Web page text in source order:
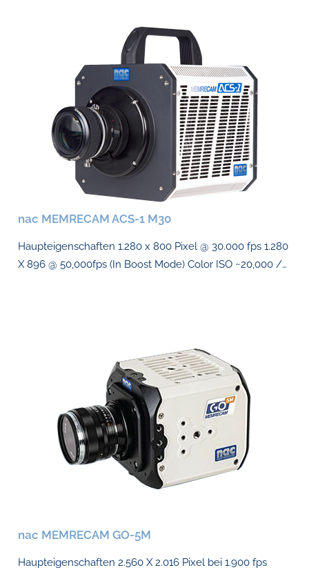
nac MEMRECAM ACS-1 M30
Haupteigenschaften 1.280 x 800 Pixel @ 30.000 fps 1.280
X 896 @ 50,000fps (In Boost Mode) Color ISO ~20,000 /…
nac MEMRECAM GO-5M
Haupteigenschaften 2.560 X 2.016 Pixel bei 1.900 fps